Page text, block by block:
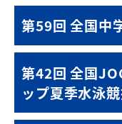
第59回 全国中
第42回 全国
ップ夏季水泳